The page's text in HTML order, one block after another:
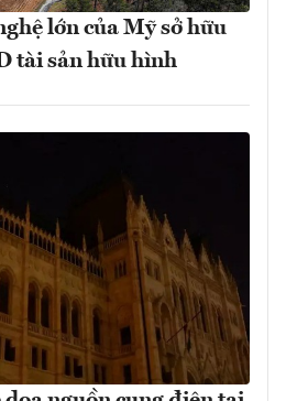
lớn của Mỹ sở hữu
tài sản hữu hình